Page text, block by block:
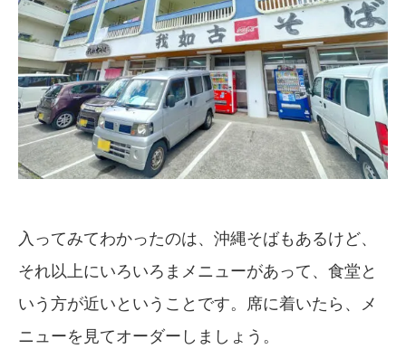
入ってみてわかったのは、沖縄そばもあるけど、
それ以上にいろいろまメニューがあって、食堂と
いう方が近いということです。席に着いたら、メ
ニューを見てオーダーしましょう。